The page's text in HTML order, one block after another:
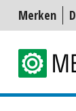
Merken